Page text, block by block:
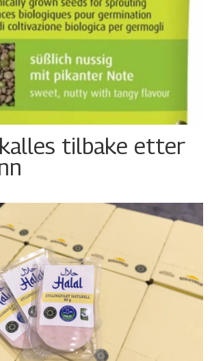
tilbake etter